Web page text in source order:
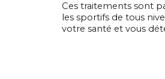
Ces traitements sont
les sportifs de tous
votre santé et vous